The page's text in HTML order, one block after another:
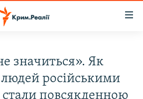
значиться». Як
російськими
повсякденною